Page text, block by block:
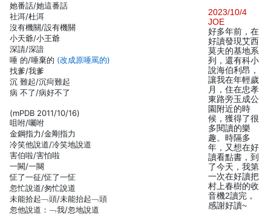
她番話/她這番話
社洱/杜洱
沒有機關/設有機關
小天爺/小王爺
深請/深諳
唾 的/唾棄的 (改成原唾罵的)
找爹/我爹
沉 難起/沉疴難起
病 不了/病好不了
(mPDB 2011/10/16)
咀咐/囑咐
金鋼指力/金剛指力
冷笑他說道/冷笑地說道
害伯啦/害怕啦
一闕/一闋
怔了一征/怔了一怔
忽忙說道/匆忙說道
未能拾起﹁頭/未能抬起﹁頭
忽他說道：﹁我/忽地說道
2023/10/4
JOE
好多年前，在
好讀發現艾西
莫夫的基地系
列，還有科小
說海伯利昂，
讓我在年輕歲
月，住在忠孝
東路旁玉成公
園附近的時
候，獲得了很
多閱讀的樂
趣。時隔多
年，又想在好
讀看點書，到
了今天，我第
一次在好讀把
村上春樹的收
音機2讀完，
感謝好讀~